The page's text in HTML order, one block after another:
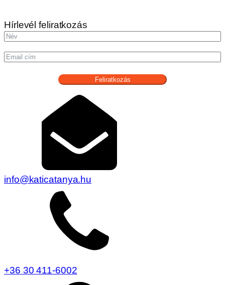
Hírlevél feliratkozás
Feliratkozás
info@katicatanya.hu
+36 30 411-6002